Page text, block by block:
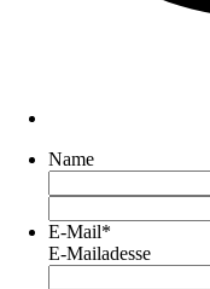
Name
E-Mail*
E-Mailadesse